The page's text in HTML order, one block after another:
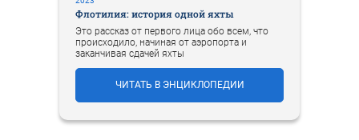
Флотилия: история одной яхты
Это рассказ от первого лица обо всем, что
происходило, начиная от аэропорта и
заканчивая сдачей яхты
ЧИТАТЬ В ЭНЦИКЛОПЕДИИ